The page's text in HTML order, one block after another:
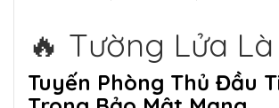
🔥 Tường Lửa Là
Tuyến Phòng Thủ Đầu